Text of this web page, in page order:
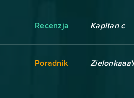
Recenzja Kapitan c
Poradnik